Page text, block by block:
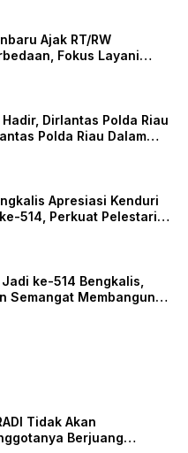
Ajak RT/RW
Fokus Layani
Dirlantas Polda Riau
Polda Riau Dalam
Apresiasi Kenduri
514, Perkuat Pelestarian
ke-514 Bengkalis,
Semangat Membangun
Tidak Akan
Berjuang